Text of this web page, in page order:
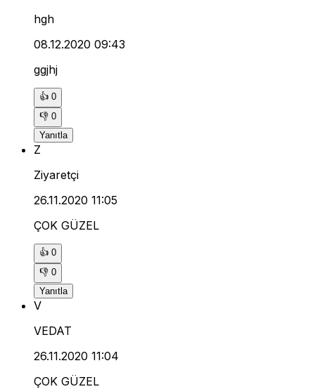
hgh
08.12.2020 09:43
ggjhj
👍 0
👎 0
Yanıtla
Z
Ziyaretçi
26.11.2020 11:05
ÇOK GÜZEL
👍 0
👎 0
Yanıtla
V
VEDAT
26.11.2020 11:04
ÇOK GÜZEL